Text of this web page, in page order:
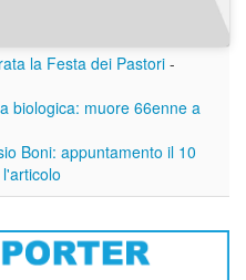
la Festa dei Pastori -
biologica: muore 66enne a
Boni: appuntamento il 10